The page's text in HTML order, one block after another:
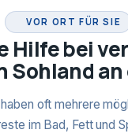
VOR ORT FÜR SIE
Hilfe bei
Sohland
oft mehrere
im Bad, Fett und